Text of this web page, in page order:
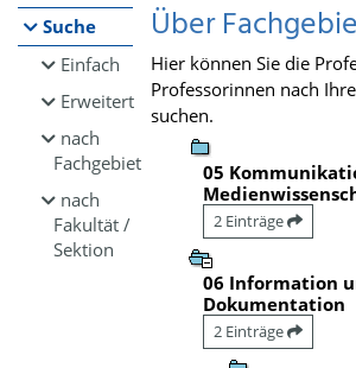
Suche
Einfach
Erweitert
nach
Fachgebiet
nach
Fakultät /
Sektion
Über
Hier können Sie die
Professorinnen nach
suchen.
05
2 Einträge
06 Information
Dokumentation
2 Einträge